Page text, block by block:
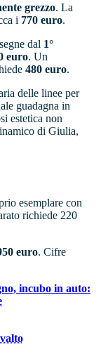
grezzo. La
i 770 euro.
dal 1°
euro. Un
480 euro.
delle linee per
guadagna in
estetica non
di Giulia,
esemplare con
richiede 220
euro. Cifre
incubo in auto: